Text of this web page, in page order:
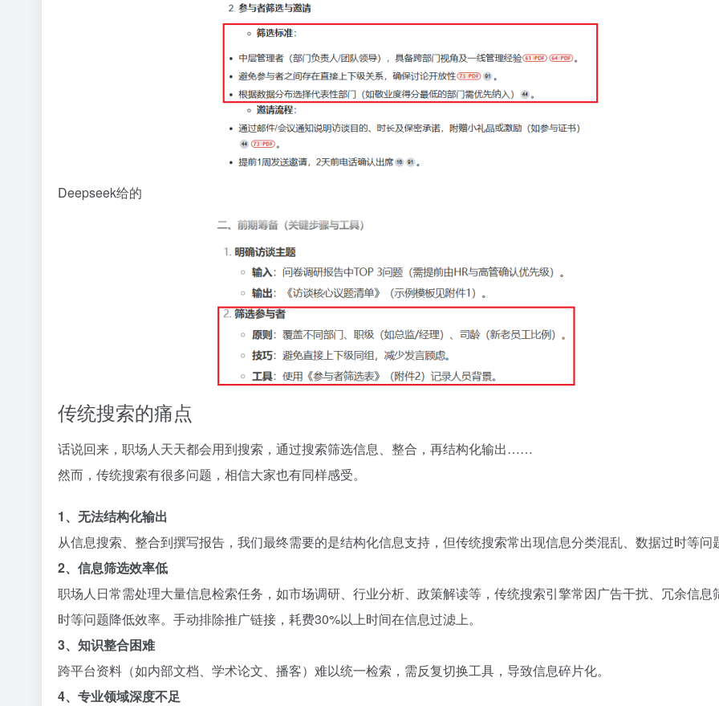
Deepseek给的
传统搜索的痛点
话说回来，职场人天天都会用到搜索，通过搜索筛选信息、整合，再结构化输出……
然而，传统搜索有很多问题，相信大家也有同样感受。
1、无法结构化输出
从信息搜索、整合到撰写报告，我们最终需要的是结构化信息支持，但传统搜索常出现信息分类混乱、数据过时等问
2、信息筛选效率低
职场人日常需处理大量信息检索任务，如市场调研、行业分析、政策解读等，传统搜索引擎常因广告干扰、冗余信息
时等问题降低效率。手动排除推广链接，耗费30%以上时间在信息过滤上。
3、知识整合困难
跨平台资料（如内部文档、学术论文、播客）难以统一检索，需反复切换工具，导致信息碎片化。
4、专业领域深度不足